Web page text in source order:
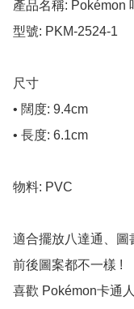
產品名稱: Pokémon
型號: PKM-2524-1
尺寸
• 闊度: 9.4cm
• 長度: 6.1cm
物料: PVC
適合擺放八達通、圖
前後圖案都不一樣 !
喜歡 Pokémon卡通